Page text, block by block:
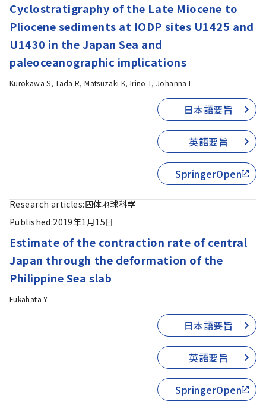
Cyclostratigraphy of the Late Miocene to
Pliocene sediments at IODP sites U1425 and
U1430 in the Japan Sea and
paleoceanographic implications
Kurokawa S, Tada R, Matsuzaki K, Irino T, Johanna L
日本語要旨
英語要旨
SpringerOpen
Research articles:固体地球科学
Published:2019年1月15日
Estimate of the contraction rate of central
Japan through the deformation of the
Philippine Sea slab
Fukahata Y
日本語要旨
英語要旨
SpringerOpen